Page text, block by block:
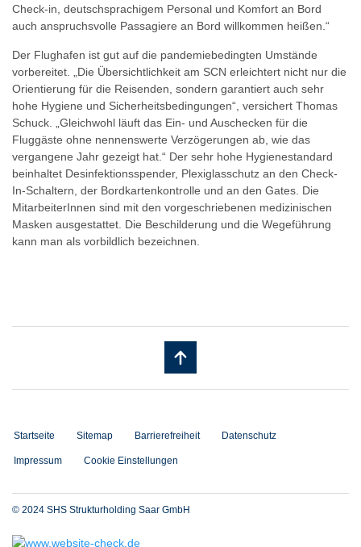
Check-in, deutschsprachigem Personal und Komfort an Bord
auch anspruchsvolle Passagiere an Bord willkommen heißen.“
Der Flughafen ist gut auf die pandemiebedingten Umstände
vorbereitet. „Die Übersichtlichkeit am SCN erleichtert nicht nur die
Orientierung für die Reisenden, sondern garantiert auch sehr
hohe Hygiene und Sicherheitsbedingungen“, versichert Thomas
Schuck. „Gleichwohl läuft das Ein- und Auschecken für die
Fluggäste ohne nennenswerte Verzögerungen ab, wie das
vergangene Jahr gezeigt hat.“ Der sehr hohe Hygienestandard
beinhaltet Desinfektionsspender, Plexiglasschutz an den Check-
In-Schaltern, der Bordkartenkontrolle und an den Gates. Die
MitarbeiterInnen sind mit den vorgeschriebenen medizinischen
Masken ausgestattet. Die Beschilderung und die Wegeführung
kann man als vorbildlich bezeichnen.
Startseite Sitemap Barrierefreiheit Datenschutz
Impressum Cookie Einstellungen
© 2024 SHS Strukturholding Saar GmbH